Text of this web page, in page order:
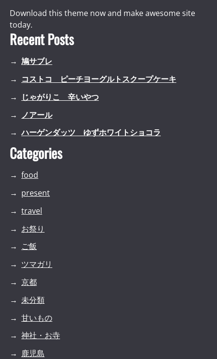
Download this theme now and make awesome site
today.
Recent Posts
鳩サブレ
コストコ ピーチヨーグルトスクープケーキ
じゃがりこ 辛いやつ
ノアール
ハーゲンダッツ ゆずホワイトショコラ
Categories
food
present
travel
お祭り
ご飯
ツマガリ
京都
未分類
甘いもの
神社・お寺
鹿児島